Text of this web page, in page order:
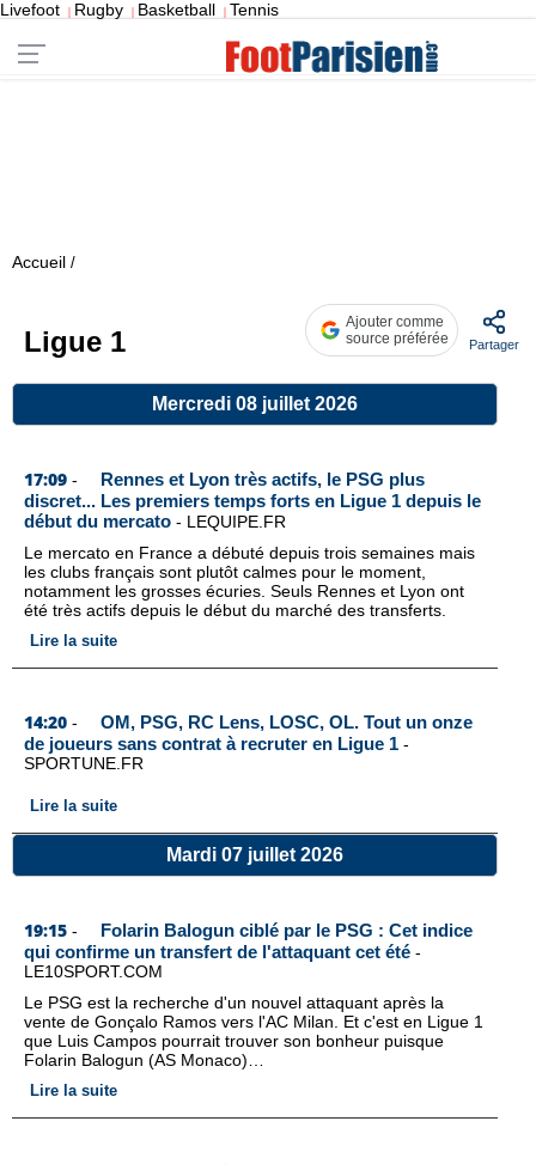
Livefoot | Rugby | Basketball | Tennis
Accueil /
Ligue 1
Ajouter comme
source préférée
Partager
Mercredi 08 juillet 2026
17:09 -
Rennes et Lyon très actifs, le PSG plus
discret... Les premiers temps forts en Ligue 1 depuis le
début du mercato - LEQUIPE.FR
Le mercato en France a débuté depuis trois semaines mais
les clubs français sont plutôt calmes pour le moment,
notamment les grosses écuries. Seuls Rennes et Lyon ont
été très actifs depuis le début du marché des transferts.
Lire la suite
14:20 -
OM, PSG, RC Lens, LOSC, OL. Tout un onze
de joueurs sans contrat à recruter en Ligue 1 -
SPORTUNE.FR
Lire la suite
Mardi 07 juillet 2026
19:15 -
Folarin Balogun ciblé par le PSG : Cet indice
qui confirme un transfert de l'attaquant cet été -
LE10SPORT.COM
Le PSG est la recherche d'un nouvel attaquant après la
vente de Gonçalo Ramos vers l'AC Milan. Et c'est en Ligue 1
que Luis Campos pourrait trouver son bonheur puisque
Folarin Balogun (AS Monaco)…
Lire la suite